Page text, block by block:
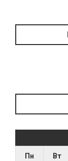
Пн Вт